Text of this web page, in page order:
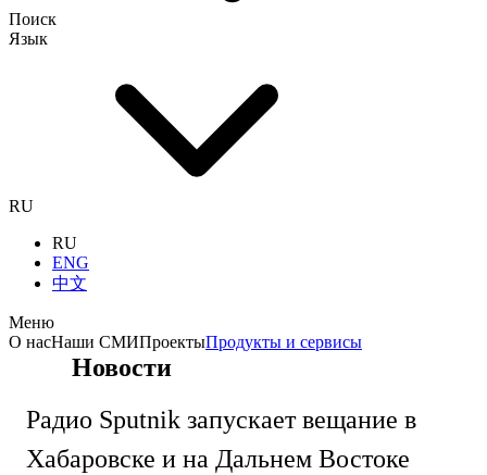
Поиск
Язык
RU
RU
ENG
中文
Меню
О насНаши СМИПроектыПродукты и сервисы
Новости
Радио Sputnik запускает вещание в
Хабаровске и на Дальнем Востоке